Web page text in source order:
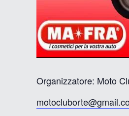
Organizzatore: Moto